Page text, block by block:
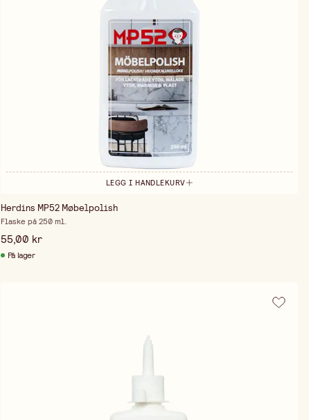
LEGG I HANDLEKURV
Herdins MP52 Møbelpolish
Flaske på 250 ml.
55,00 kr
På lager